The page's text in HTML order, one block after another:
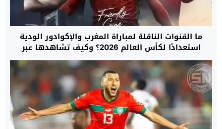
ما القنوات الناقلة لمباراة المغرب والإكوادور الودية
استعدادًا لكأس العالم 2026؟ وكيف تشاهدها عبر
الإنترنت